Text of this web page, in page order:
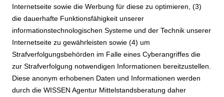
Internetseite sowie die Werbung für diese zu optimieren, (3)
die dauerhafte Funktionsfähigkeit unserer
informationstechnologischen Systeme und der Technik unserer
Internetseite zu gewährleisten sowie (4) um
Strafverfolgungsbehörden im Falle eines Cyberangriffes die
zur Strafverfolgung notwendigen Informationen bereitzustellen.
Diese anonym erhobenen Daten und Informationen werden
durch die WISSEN Agentur Mittelstandsberatung daher